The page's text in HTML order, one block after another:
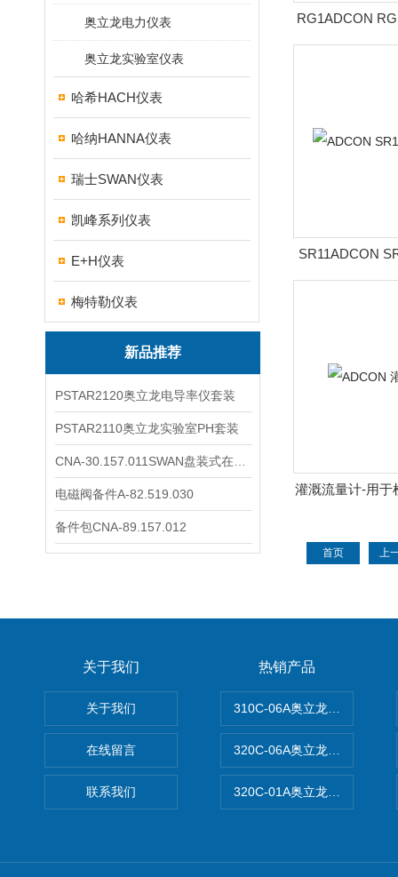
奥立龙电力仪表
奥立龙实验室仪表
哈希HACH仪表
哈纳HANNA仪表
瑞士SWAN仪表
凯峰系列仪表
E+H仪表
梅特勒仪表
新品推荐
PSTAR2120奥立龙电导率仪套装
PSTAR2110奥立龙实验室PH套装
电磁阀备件A-82.519.030
备件包CNA-89.157.012
RG1ADCON
SR11ADCON
灌溉流量计-用于
首页 上
关于我们
关于我们
在线留言
联系我们
热销产品
310C-06A奥立龙实验室台式
320C-06A奥立龙实验室便携
320C-01A奥立龙实验室便携